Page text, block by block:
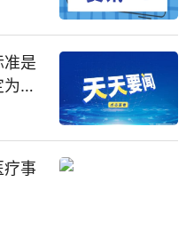
准是
七
？
疗事